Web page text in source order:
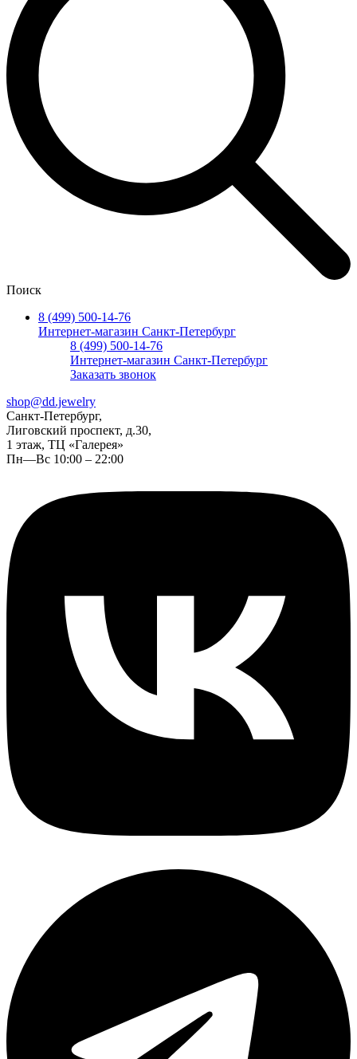
Поиск
8 (499) 500-14-76
Интернет-магазин Санкт-Петербург
8 (499) 500-14-76
Интернет-магазин Санкт-Петербург
Заказать звонок
shop@dd.jewelry
Санкт-Петербург,
Лиговский проспект, д.30,
1 этаж, ТЦ «Галерея»
Пн—Вс 10:00 – 22:00